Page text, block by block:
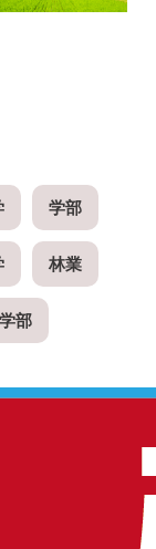
学部
林業
部